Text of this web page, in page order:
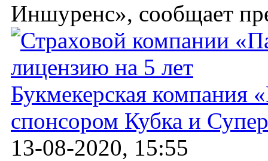
Иншуренс», сообщает
Букмекерская компания
спонсором Кубка и
13-08-2020, 15:55